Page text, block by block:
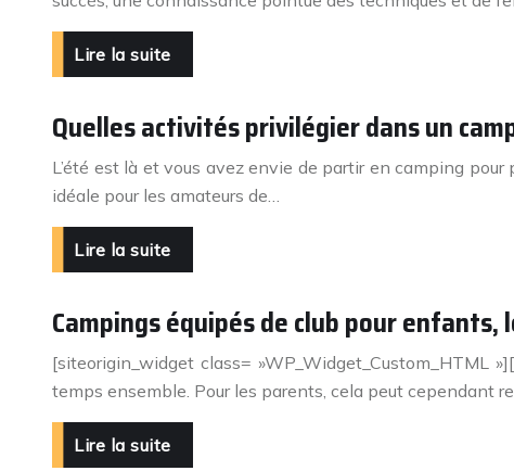
Lire la suite
Quelles activités privilégier dans un
L’été est là et vous avez envie de partir en camping
idéale pour les amateurs de…
Lire la suite
Campings équipés de club pour
[siteorigin_widget class= »WP_Widget_Custom_HTML
temps ensemble. Pour les parents, cela peut cependant
Lire la suite